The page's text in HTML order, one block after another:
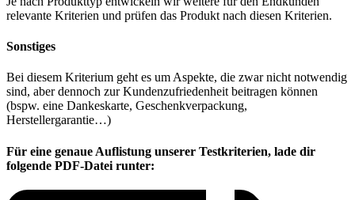
relevante Kriterien und prüfen das Produkt nach diesen Kriterien.
Sonstiges
Bei diesem Kriterium geht es um Aspekte, die zwar nicht notwendig
sind, aber dennoch zur Kundenzufriedenheit beitragen können
(bspw. eine Dankeskarte, Geschenkverpackung,
Herstellergarantie…)
Für eine genaue Auflistung unserer Testkriterien, lade dir
folgende PDF-Datei runter: